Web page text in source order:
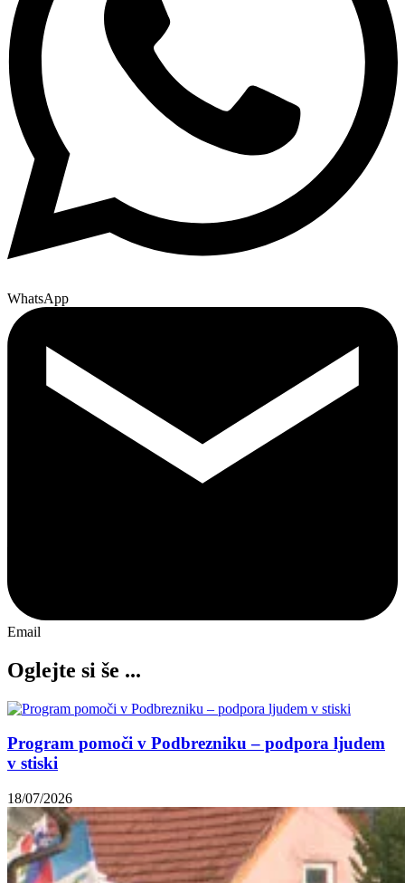
WhatsApp
Email
Oglejte si še ...
Program pomoči v Podbrezniku – podpora ljudem
v stiski
18/07/2026